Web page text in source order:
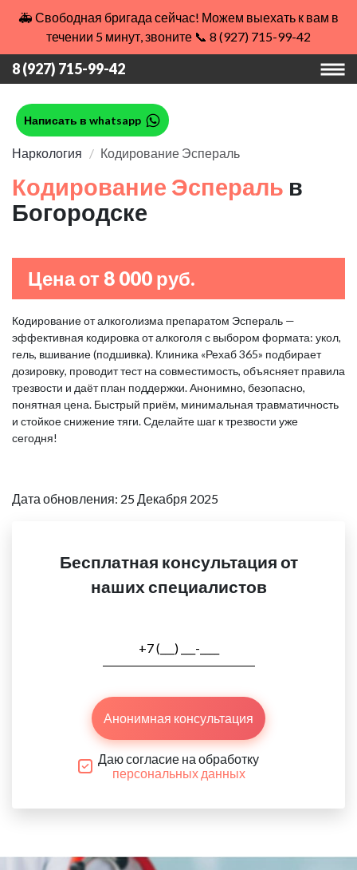
🚑 Свободная бригада сейчас! Можем выехать к вам в
течении 5 минут, звоните 📞 8 (927) 715-99-42
8 (927) 715-99-42
Написать в whatsapp
Наркология Кодирование Эспераль
Кодирование Эспераль в
Богородске
Цена от 8 000 руб.
Кодирование от алкоголизма препаратом Эспераль —
эффективная кодировка от алкоголя с выбором формата: укол,
гель, вшивание (подшивка). Клиника «Рехаб 365» подбирает
дозировку, проводит тест на совместимость, объясняет правила
трезвости и даёт план поддержки. Анонимно, безопасно,
понятная цена. Быстрый приём, минимальная травматичность
и стойкое снижение тяги. Сделайте шаг к трезвости уже
сегодня!
Дата обновления: 25 Декабря 2025
Бесплатная консультация от
наших специалистов
Анонимная консультация
Даю согласие на обработку
персональных данных